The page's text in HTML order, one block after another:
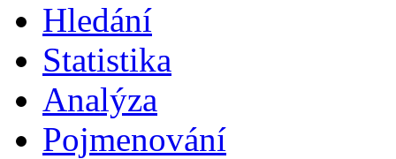
Hledání
Statistika
Analýza
Pojmenování